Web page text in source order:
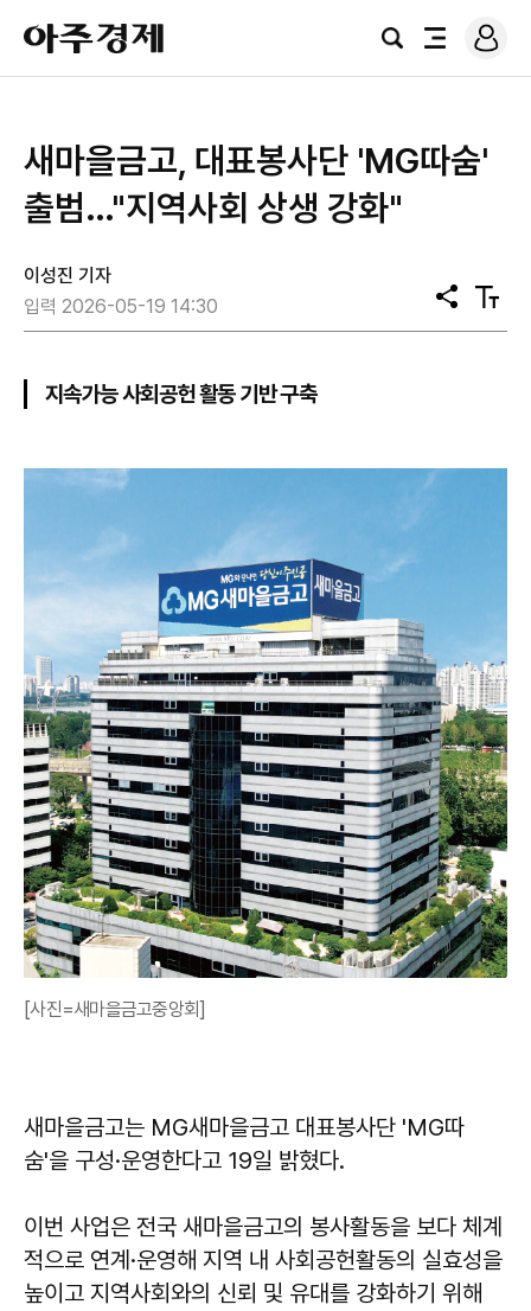
아
주
경
검
전
로
그
새마을금고, 대표봉사단 'MG따숨'
출범…"지역사회 상생 강화"
이성진 기자
입력 2026-05-19 14:30
공
유
텍
스
지속가능 사회공헌 활동 기반 구축
[사진=새마을금고중앙회]
새마을금고는 MG새마을금고 대표봉사단 'MG따
숨'을 구성·운영한다고 19일 밝혔다.
이번 사업은 전국 새마을금고의 봉사활동을 보다 체계
적으로 연계·운영해 지역 내 사회공헌활동의 실효성을
높이고 지역사회와의 신뢰 및 유대를 강화하기 위해